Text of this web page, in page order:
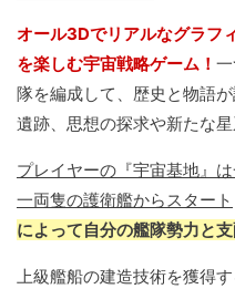
オール3Dでリアルなグラフ
を楽しむ宇宙戦略ゲーム！
隊を編成して、歴史と物語
遺跡、思想の探求や新たな星
プレイヤーの『宇宙基地』
一両隻の護衛艦からスタート
によって自分の艦隊勢力と
上級艦船の建造技術を獲得